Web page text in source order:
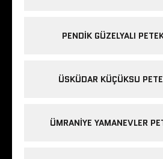
PENDIK GÜZELYALI
ÜSKÜDAR KÜÇÜKSU
ÜMRANIYE YAMANEVLER